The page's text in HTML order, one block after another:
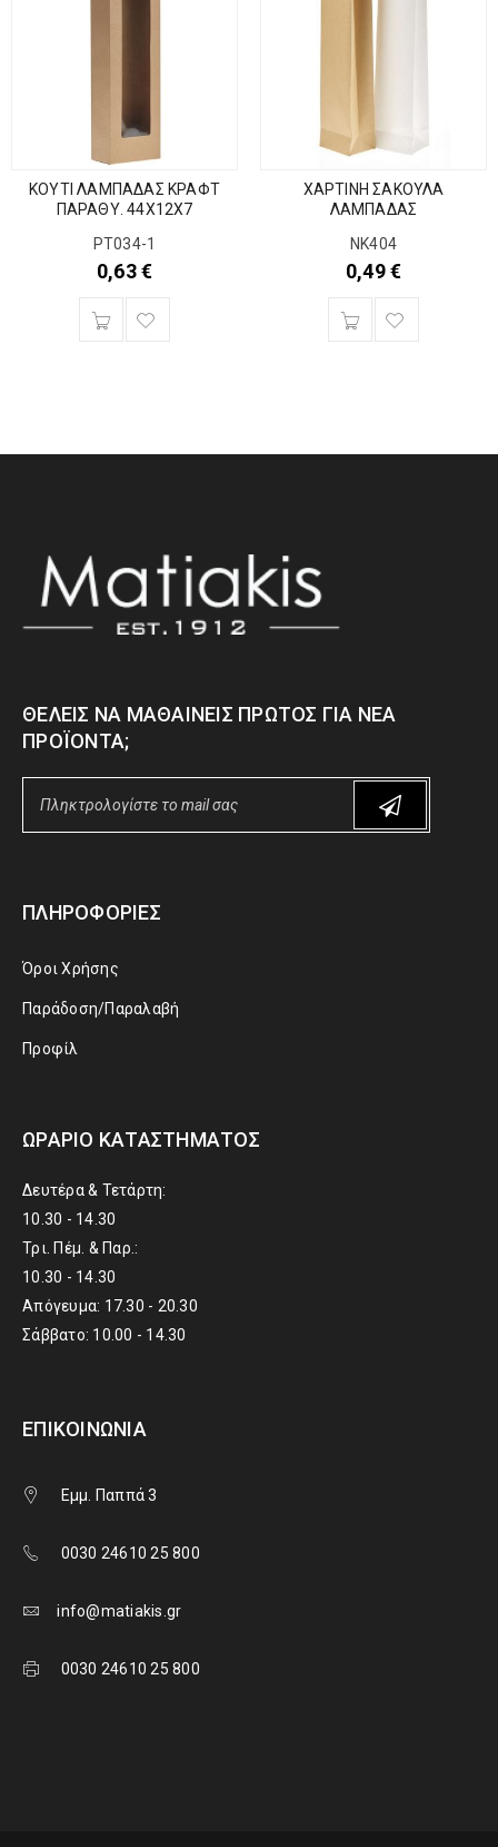
ΚΟΥΤΙ ΛΑΜΠΑΔΑΣ ΚΡΑΦΤ
ΠΑΡΑΘΥ. 44Χ12Χ7
ΡΤ034-1
0,63€
ΧΑΡΤΙΝΗ ΣΑΚΟΥΛΑ
ΛΑΜΠΑΔΑΣ
ΝΚ404
0,49€
ΘΈΛΕΙΣ ΝΑ ΜΑΘΑΊΝΕΙΣ ΠΡΏΤΟΣ ΓΙΑ ΝΈΑ
ΠΡΟΪΌΝΤΑ;
ΠΛΗΡΟΦΟΡΊΕΣ
Όροι Χρήσης
Παράδοση/Παραλαβή
Προφίλ
ΩΡΆΡΙΟ ΚΑΤΑΣΤΉΜΑΤΟΣ
Δευτέρα & Τετάρτη:
10.30 - 14.30
Τρι. Πέμ. & Παρ.:
10.30 - 14.30
Απόγευμα: 17.30 - 20.30
Σάββατο: 10.00 - 14.30
ΕΠΙΚΟΙΝΩΝΊΑ
Εμμ. Παππά 3
0030 24610 25 800
info@matiakis.gr
0030 24610 25 800